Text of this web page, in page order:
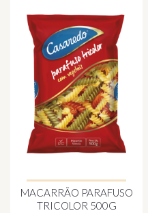
MACARRÃO PARAFUSO
TRICOLOR 500G